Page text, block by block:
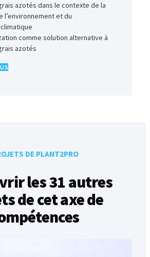
azotés dans le contexte de la
l’environnement et du
comme solution alternative à
azotés
DE PLANT2PRO
les 31 autres
de cet axe de